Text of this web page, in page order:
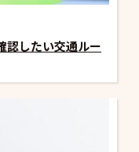
認したい交通ルー